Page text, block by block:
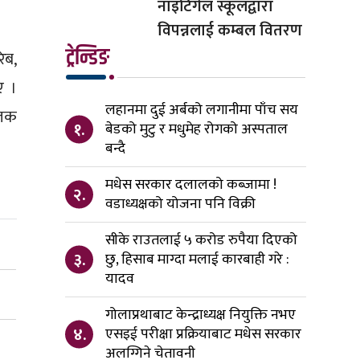
।
नाइटिंगेल स्कूलद्वारा
विपन्नलाई कम्बल वितरण
ट्रेन्डिङ
१.
लहानमा दुई अर्बको लगानीमा पाँच सय
बेडको मुटु र मधुमेह रोगको अस्पताल
बन्दै
२.
मधेस सरकार दलालको कब्जामा !
वडाध्यक्षको योजना पनि विक्री
३.
सीके राउतलाई ५ करोड रुपैया दिएको
छु, हिसाब माग्दा मलाई कारबाही गरे :
यादव
४.
गोलाप्रथाबाट केन्द्राध्यक्ष नियुक्ति नभए
एसइई परीक्षा प्रक्रियाबाट मधेस सरकार
अलग्गिने चेतावनी